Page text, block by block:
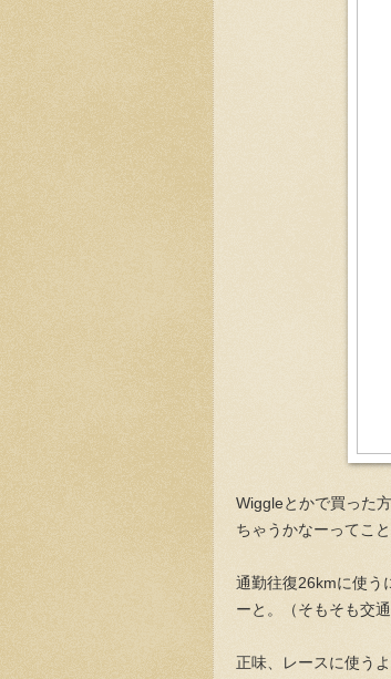
Wiggleとかで買った
ちゃうかなーってこ
通勤往復26kmに使う
ーと。（そもそも交
正味、レースに使う